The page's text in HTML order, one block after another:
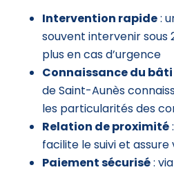
Intervention rapide:
souvent intervenir sous
plus en cas d’urgence
Connaissance du
de Saint-Aunès
les particularités des
Relation de proximité
facilite le suivi et
Paiement sécurisé: